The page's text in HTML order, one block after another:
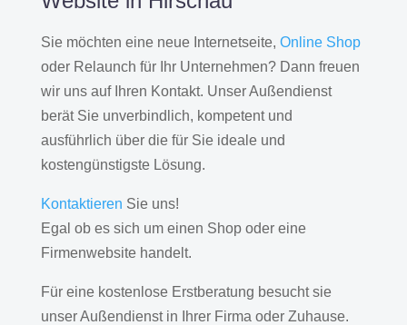
Sie möchten eine neue Internetseite, Online Shop
oder Relaunch für Ihr Unternehmen? Dann freuen
wir uns auf Ihren Kontakt. Unser Außendienst
berät Sie unverbindlich, kompetent und
ausführlich über die für Sie ideale und
kostengünstigste Lösung.
Kontaktieren Sie uns!
Egal ob es sich um einen Shop oder eine
Firmenwebsite handelt.
Für eine kostenlose Erstberatung besucht sie
unser Außendienst in Ihrer Firma oder Zuhause.